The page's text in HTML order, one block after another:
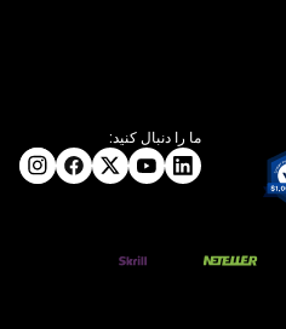
اوراق خزانه‌داری آمریکا
را آزمایش می‌کند. در استراتژی‌های «مشتقه» (Derivative؛
معامله که ارزش‌شان از
روی فروش «قراردادهای
گرفته شود.
است، چون انتظار نرخ بهره
ما را دنبال کنید: